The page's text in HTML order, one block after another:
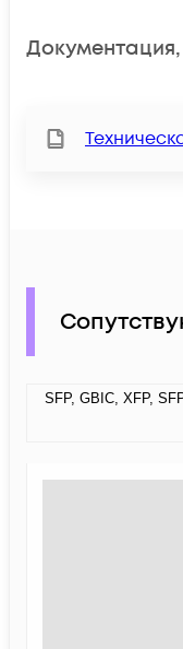
SFP, GBIC, XFP,